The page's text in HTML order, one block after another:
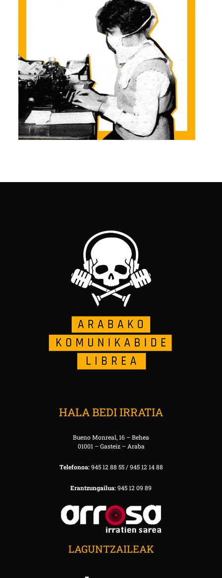
HALA BEDI IRRATIA
Bueno Monreal, 16 – Behea
01001 – Gasteiz – Araba
Telefonoa:945 12 88 55 / 945 12 14 88
Erantzungailua:945 12 09 89
LAGUNTZAILEAK